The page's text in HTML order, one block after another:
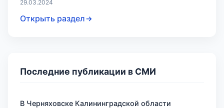
29.03.2024
Открыть раздел
Последние публикации в СМИ
В Черняховске Калининградской области